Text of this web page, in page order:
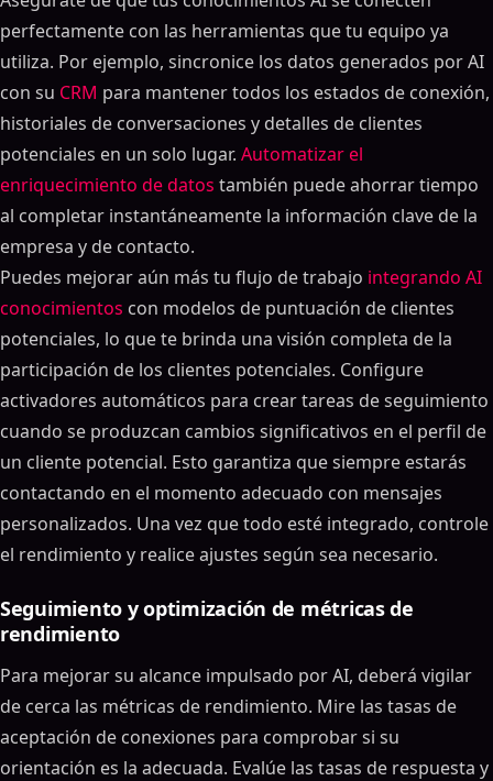
perfectamente con las herramientas que tu equipo ya
utiliza. Por ejemplo, sincronice los datos generados por AI
con su CRM para mantener todos los estados de conexión,
historiales de conversaciones y detalles de clientes
potenciales en un solo lugar. Automatizar el
enriquecimiento de datos también puede ahorrar tiempo
al completar instantáneamente la información clave de la
empresa y de contacto.
Puedes mejorar aún más tu flujo de trabajo integrando AI
conocimientos con modelos de puntuación de clientes
potenciales, lo que te brinda una visión completa de la
participación de los clientes potenciales. Configure
activadores automáticos para crear tareas de seguimiento
cuando se produzcan cambios significativos en el perfil de
un cliente potencial. Esto garantiza que siempre estarás
contactando en el momento adecuado con mensajes
personalizados. Una vez que todo esté integrado, controle
el rendimiento y realice ajustes según sea necesario.
Seguimiento y optimización de métricas de
rendimiento
Para mejorar su alcance impulsado por AI, deberá vigilar
de cerca las métricas de rendimiento. Mire las tasas de
aceptación de conexiones para comprobar si su
orientación es la adecuada. Evalúe las tasas de respuesta y